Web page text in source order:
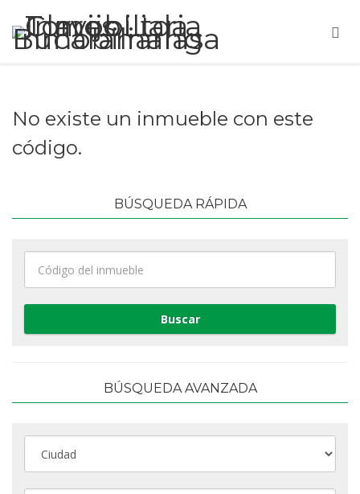
No existe un inmueble con este
código.
BÚSQUEDA RÁPIDA
BÚSQUEDA AVANZADA